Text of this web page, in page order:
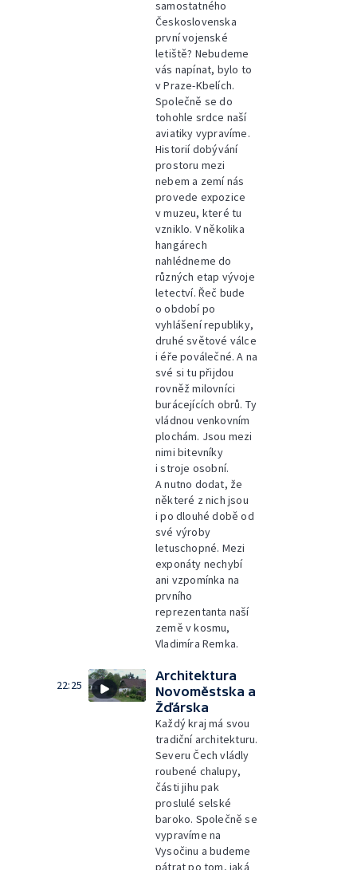
samostatného
Československa
první vojenské
letiště? Nebudeme
vás napínat, bylo to
v Praze-Kbelích.
Společně se do
tohohle srdce naší
aviatiky vypravíme.
Historií dobývání
prostoru mezi
nebem a zemí nás
provede expozice
v muzeu, které tu
vzniklo. V několika
hangárech
nahlédneme do
různých etap vývoje
letectví. Řeč bude
o období po
vyhlášení republiky,
druhé světové válce
i éře poválečné. A na
své si tu přijdou
rovněž milovníci
burácejících obrů. Ty
vládnou venkovním
plochám. Jsou mezi
nimi bitevníky
i stroje osobní.
A nutno dodat, že
některé z nich jsou
i po dlouhé době od
své výroby
letuschopné. Mezi
exponáty nechybí
ani vzpomínka na
prvního
reprezentanta naší
země v kosmu,
Vladimíra Remka.
22:25
Architektura
Novoměstska a
Žďárska
Každý kraj má svou
tradiční architekturu.
Severu Čech vládly
roubené chalupy,
části jihu pak
proslulé selské
baroko. Společně se
vypravíme na
Vysočinu a budeme
pátrat po tom, jaká